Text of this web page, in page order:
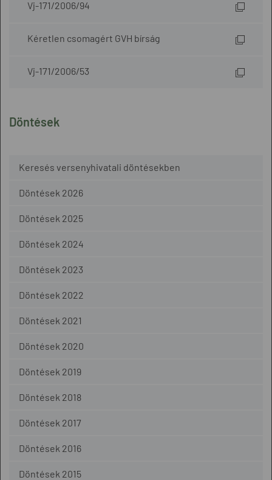
Döntések
Keresés versenyhivatali döntésekben
Döntések 2026
Döntések 2025
Döntések 2024
Döntések 2023
Döntések 2022
Döntések 2021
Döntések 2020
Döntések 2019
Döntések 2018
Döntések 2017
Döntések 2016
Döntések 2015
Vj-171/2006/94
Kéretlen csomagért GVH bírság
Vj-171/2006/53